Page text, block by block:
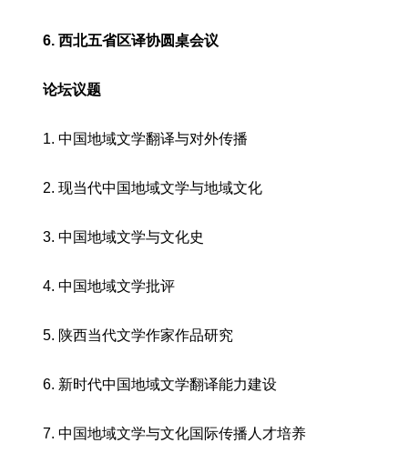
6. 西北五省区译协圆桌会议
论坛议题
1. 中国地域文学翻译与对外传播
2. 现当代中国地域文学与地域文化
3. 中国地域文学与文化史
4. 中国地域文学批评
5. 陕西当代文学作家作品研究
6. 新时代中国地域文学翻译能力建设
7. 中国地域文学与文化国际传播人才培养